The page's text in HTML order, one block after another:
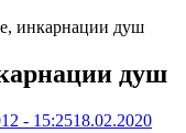
инкарнации душ
душ
- 15:2518.02.2020